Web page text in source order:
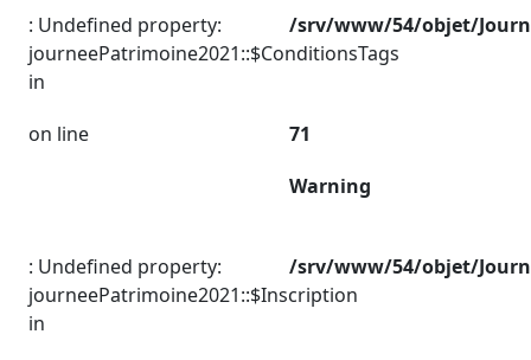
: Undefined property:
journeePatrimoine2021::$ConditionsTags
in
/srv/www/54/objet/
on line
71
Warning
: Undefined property:
journeePatrimoine2021::$Inscription
in
/srv/www/54/objet/